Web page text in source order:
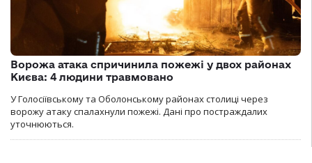
Ворожа атака спричинила пожежі у двох районах
Києва: 4 людини травмовано
У Голосіївському та Оболонському районах столиці через
ворожу атаку спалахнули пожежі. Дані про постраждалих
уточнюються.